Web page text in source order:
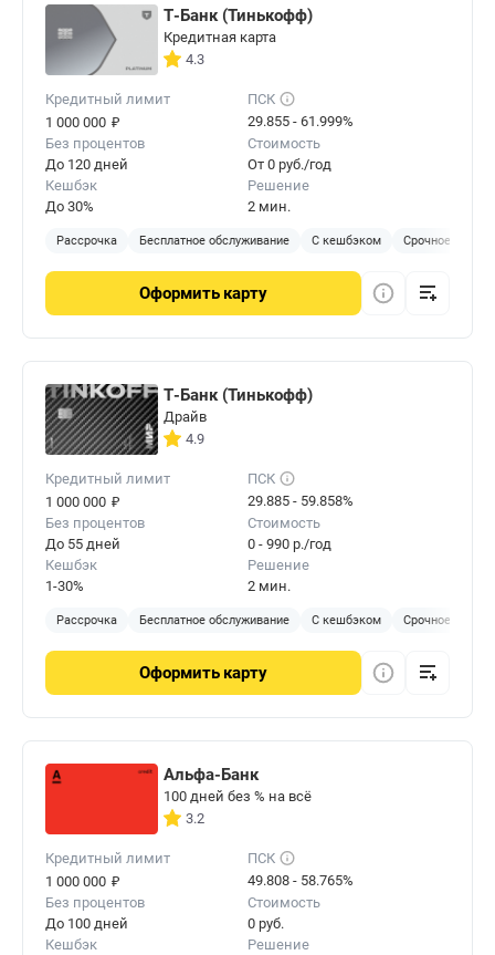
Т-Банк (Тинькофф)
Кредитная карта
4.3
Кредитный лимит
1 000 000 ₽
ПСК
29.855 - 61.999%
Без процентов
До 120 дней
Стоимость
От 0 руб./год
Кешбэк
До 30%
Решение
2 мин.
Рассрочка Бесплатное обслуживание С кешбэком Срочное
Оформить карту
Т-Банк (Тинькофф)
Драйв
4.9
Кредитный лимит
1 000 000 ₽
ПСК
29.885 - 59.858%
Без процентов
До 55 дней
Стоимость
0 - 990 р./год
Кешбэк
1-30%
Решение
2 мин.
Рассрочка Бесплатное обслуживание С кешбэком Срочное
Оформить карту
Альфа-Банк
100 дней без % на всё
3.2
Кредитный лимит
1 000 000 ₽
ПСК
49.808 - 58.765%
Без процентов
До 100 дней
Стоимость
0 руб.
Кешбэк
Решение